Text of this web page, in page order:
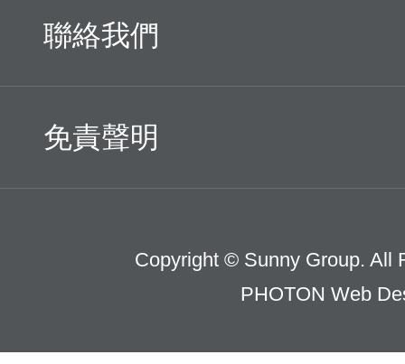
聯絡我們
免責聲明
Copyright © Sunny Group. All
PHOTON Web